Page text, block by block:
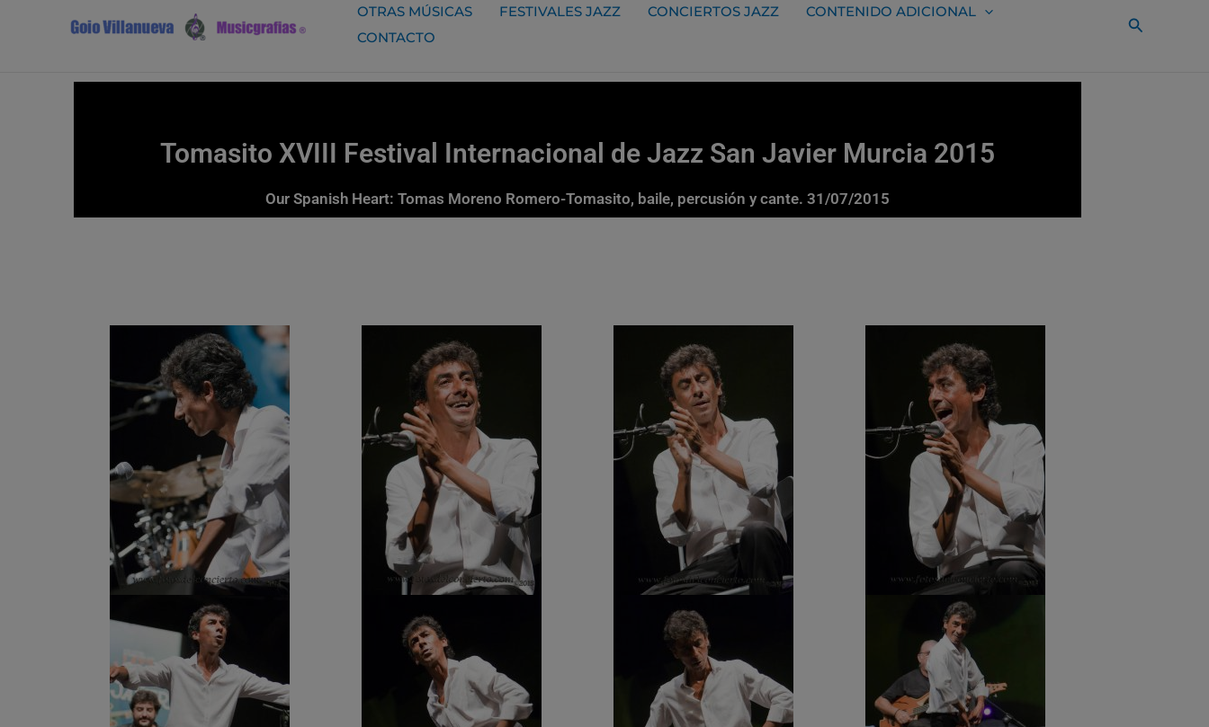
OTRAS MÚSICAS FESTIVALES JAZZ CONCIERTOS JAZZ
CONTENIDO ADICIONAL
CONTACTO
Buscar
Tomasito XVIII Festival Internacional de Jazz San Javier Murcia 2015
Our Spanish Heart: Tomas Moreno Romero-Tomasito, baile, percusión y cante. 31/07/2015